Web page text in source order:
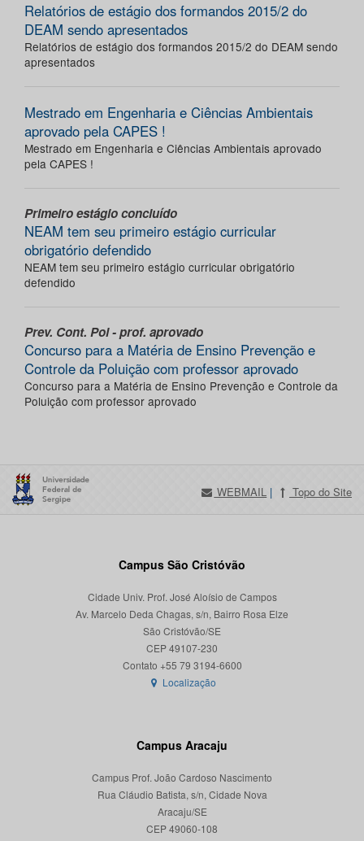
Relatórios de estágio dos formandos 2015/2 do
DEAM sendo apresentados
Relatórios de estágio dos formandos 2015/2 do DEAM sendo
apresentados
Mestrado em Engenharia e Ciências Ambientais
aprovado pela CAPES !
Mestrado em Engenharia e Ciências Ambientais aprovado
pela CAPES !
Primeiro estágio concluído
NEAM tem seu primeiro estágio curricular
obrigatório defendido
NEAM tem seu primeiro estágio curricular obrigatório
defendido
Prev. Cont. Pol - prof. aprovado
Concurso para a Matéria de Ensino Prevenção e
Controle da Poluição com professor aprovado
Concurso para a Matéria de Ensino Prevenção e Controle da
Poluição com professor aprovado
WEBMAIL | Topo do Site
Campus São Cristóvão
Cidade Univ. Prof. José Aloísio de Campos
Av. Marcelo Deda Chagas, s/n, Bairro Rosa Elze
São Cristóvão/SE
CEP 49107-230
Localização
Campus Aracaju
Campus Prof. João Cardoso Nascimento
Rua Cláudio Batista, s/n, Cidade Nova
Aracaju/SE
CEP 49060-108